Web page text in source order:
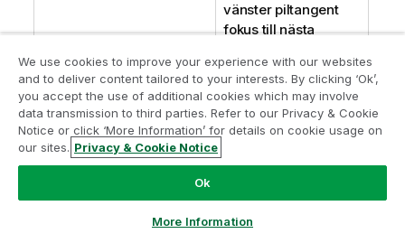
vänster piltangent
fokus till nästa
Om fokus ligger på
ett värde i en listruta
rör sig vänster
piltangent till
Om fokus är på en
We use cookies to improve your experience with our websites
and to deliver content tailored to your interests. By clicking ‘Ok’,
you accept the use of additional cookies which may involve
data transmission to third parties. Refer to our Privacy & Cookie
Notice or click ‘More Information’ for details on cookie usage on
our sites. Privacy & Cookie Notice
Ok
More Information